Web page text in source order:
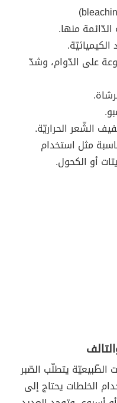
منها.
على الدّوام، وشدّ
الشّعر الحراريّة.
مثل استخدام
أو الكحول.
الطّبيعيّة يتطلّب الصّبر
الخلطات يحتاج إلى